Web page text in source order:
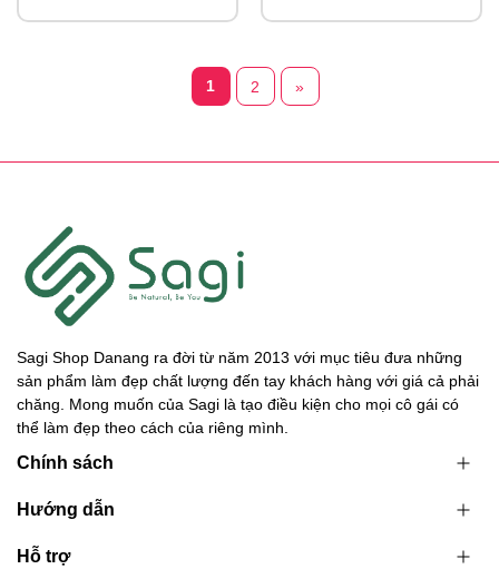
1 2 »
Sagi Shop Danang ra đời từ năm 2013 với mục tiêu đưa những
sản phẩm làm đẹp chất lượng đến tay khách hàng với giá cả phải
chăng. Mong muốn của Sagi là tạo điều kiện cho mọi cô gái có
thể làm đẹp theo cách của riêng mình.
Chính sách
Hướng dẫn
Hỗ trợ